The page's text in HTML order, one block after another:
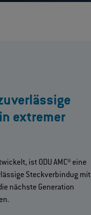
extremer
ist ODU AMC® eine
Steckverbindug mit
nächste Generation